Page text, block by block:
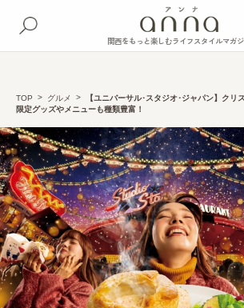
関西をもっと楽しむライフスタイルマガ
TOP グルメ
【ユニバーサル･スタジオ･ジャパン】ク
限定グッズやメニューも種類豊富！